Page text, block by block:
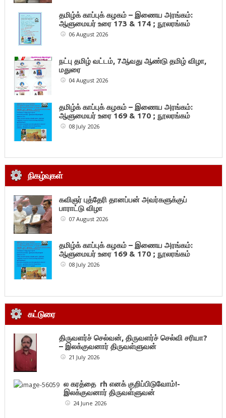
தமிழ்க் காப்புக் கழகம் – இணைய அரங்கம்:
ஆளுமையர் உரை 173 & 174 ; நூலரங்கம்
06 August 2026
நட்பு தமிழ் வட்டம், 7ஆவது ஆண்டு தமிழ் விழா,
மதுரை
04 August 2026
தமிழ்க் காப்புக் கழகம் – இணைய அரங்கம்:
ஆளுமையர் உரை 169 & 170 ; நூலரங்கம்
08 July 2026
நிகழ்வுகள்
கவிஞர் புத்தேரி தானப்பன் அவர்களுக்குப்
பாராட்டு விழா
07 August 2026
தமிழ்க் காப்புக் கழகம் – இணைய அரங்கம்:
ஆளுமையர் உரை 169 & 170 ; நூலரங்கம்
08 July 2026
கட்டுரை
திருவளர்ச் செல்வன், திருவளர்ச் செல்வி சரியா?
– இலக்குவனார் திருவள்ளுவன்
21 July 2026
ல கரத்தை rh எனக் குறிப்பிடுவோம்!-
இலக்குவனார் திருவள்ளுவன்
24 June 2026